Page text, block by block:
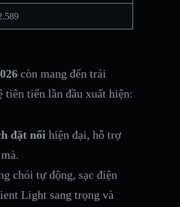
còn mang đến trải
tiên tiến lần đầu xuất hiện:
đặt nổi hiện đại, hỗ trợ
chói tự động, sạc điện
Light sang trọng và